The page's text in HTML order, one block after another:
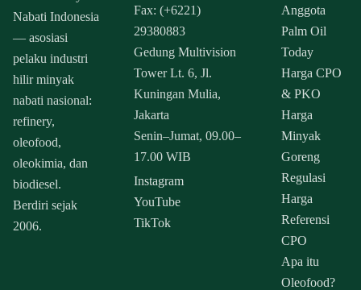
Nabati Indonesia
— asosiasi
pelaku industri
hilir minyak
nabati nasional:
refinery,
oleofood,
oleokimia, dan
biodiesel.
Berdiri sejak
2006.
Fax: (+6221)
29380883
Gedung Multivision
Tower Lt. 6, Jl.
Kuningan Mulia,
Jakarta
Senin–Jumat, 09.00–
17.00 WIB
Instagram
YouTube
TikTok
Anggota
Palm Oil
Today
Harga CPO
& PKO
Harga
Minyak
Goreng
Regulasi
Harga
Referensi
CPO
Apa itu
Oleofood?